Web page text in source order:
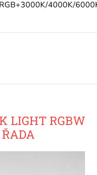
RGB+3000K/4000K/
LIGHT RGBW